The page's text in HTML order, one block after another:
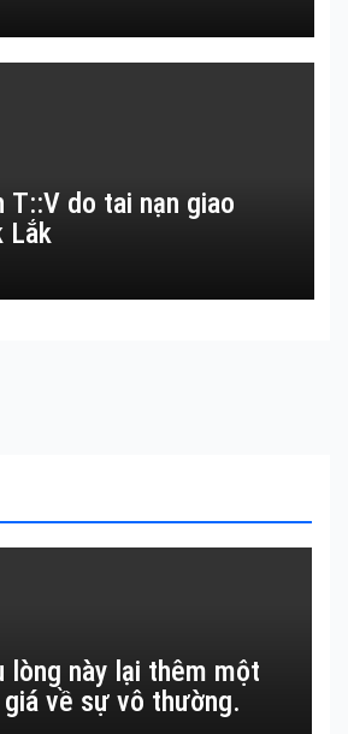
T::V do tai nạn giao
Lắk
lòng này lại thêm một
về sự vô thường.